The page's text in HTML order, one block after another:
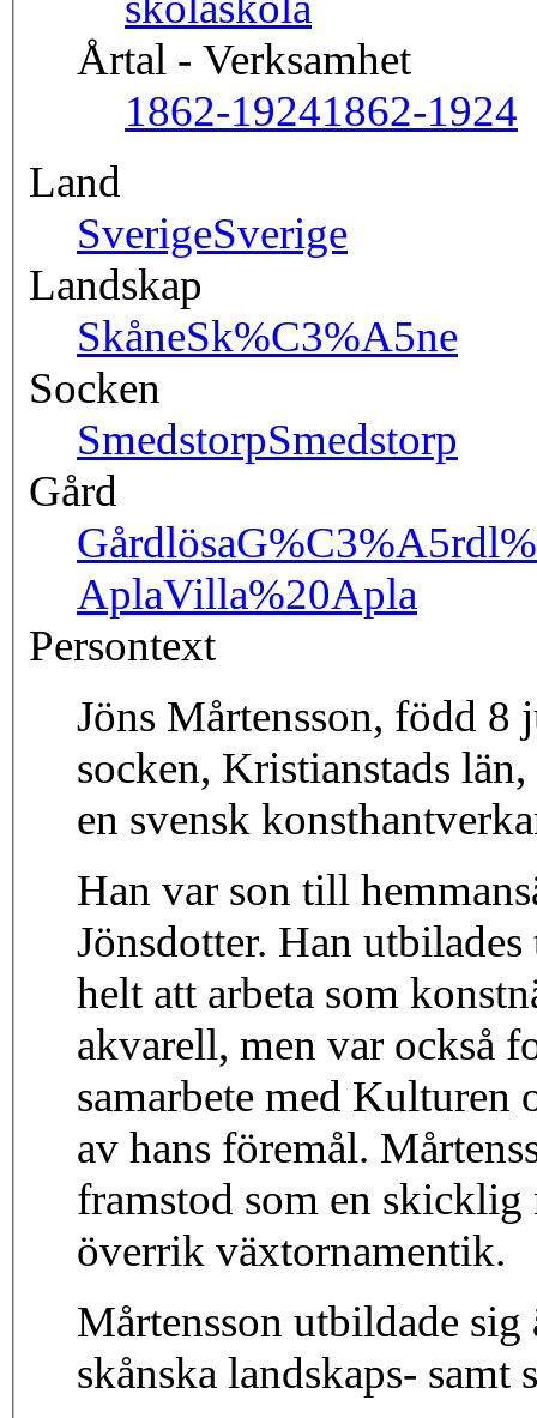
Årtal - Verksamhet
1862-19241862-1924
Land
SverigeSverige
Landskap
SkåneSk%C3%A5ne
Socken
SmedstorpSmedstorp
Gård
Gårdlösa
AplaVilla%20Apla
Persontext
Jöns Mårtensson, född 8
socken, Kristianstads
en svensk
Han var son till
Jönsdotter. Han
helt att arbeta som
akvarell, men var också
samarbete med Kulturen
av hans föremål.
framstod som en
överrik växtornamentik.
Mårtensson utbildade
skånska landskaps- samt